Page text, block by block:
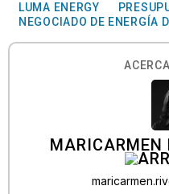
LUMA ENERGY
NEGOCIADO DE ENERGÍA
MARICARMEN